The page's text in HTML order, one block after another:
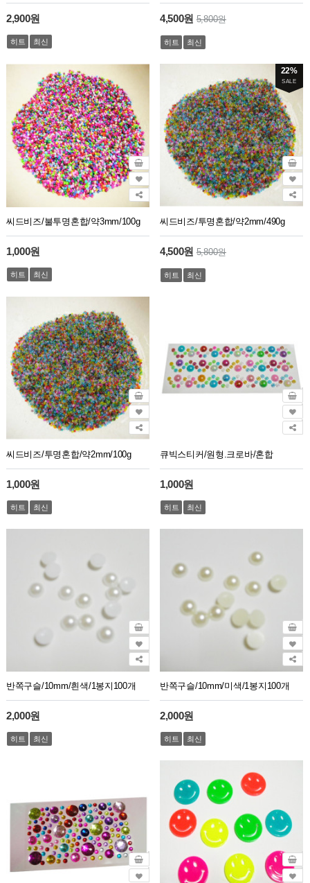
2,900원
히트 최신
4,500원5,800원
히트 최신
씨드비즈/불투명혼합/약3mm/100g
1,000원
히트 최신
22%
SALE
씨드비즈/투명혼합/약2mm/490g
4,500원5,800원
히트 최신
씨드비즈/투명혼합/약2mm/100g
1,000원
히트 최신
큐빅스티커/원형.크로바/혼합
1,000원
히트 최신
반쪽구슬/10mm/흰색/1봉지100개
2,000원
히트 최신
반쪽구슬/10mm/미색/1봉지100개
2,000원
히트 최신